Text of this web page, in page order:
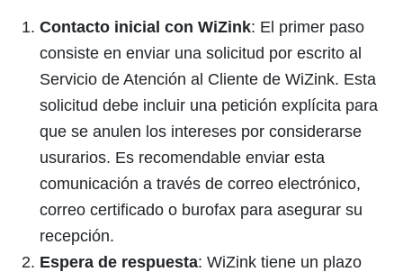
Contacto inicial con WiZink: El primer paso
consiste en enviar una solicitud por escrito al
Servicio de Atención al Cliente de WiZink. Esta
solicitud debe incluir una petición explícita para
que se anulen los intereses por considerarse
usurarios. Es recomendable enviar esta
comunicación a través de correo electrónico,
correo certificado o burofax para asegurar su
recepción.
Espera de respuesta: WiZink tiene un plazo